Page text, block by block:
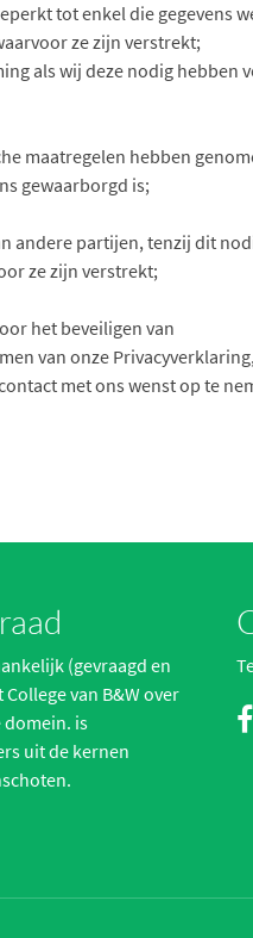
tot enkel die gegevens
ze zijn verstrekt;
als wij deze nodig hebben
maatregelen hebben
gewaarborgd is;
andere partijen, tenzij dit
ze zijn verstrekt;
het beveiligen van
van onze
met ons wenst op te
(gevraagd en
van B&W over
domein. is
uit de kernen